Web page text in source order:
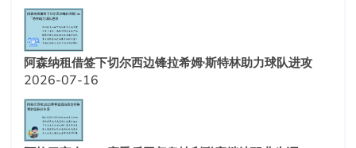
阿森纳租借签下切尔西边锋拉希姆·斯特林助力球队进攻
2026-07-16